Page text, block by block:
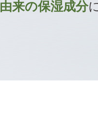
来の保湿成分